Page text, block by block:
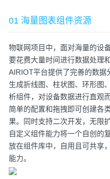
01 海量图表组件资源
物联网项目中，面对海量的设
要花费大量时间进行数据处理和
AIRIOT平台提供了完善的数
生成折线图、柱状图、环形图
析组件，对设备数据进行直观
简单的配置和拖拽即可创建各
果。同时支持二次开发，无限
自定义组件能力将一个自创的
放在组件库中，自用且可共享
能力。